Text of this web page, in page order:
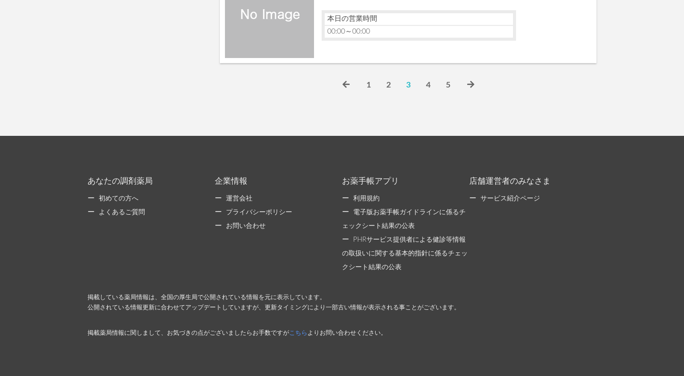
本日の営業時間
00:00～00:00
1 2 3 4 5
あなたの調剤薬局
初めての方へ
よくあるご質問
企業情報
運営会社
プライバシーポリシー
お問い合わせ
お薬手帳アプリ
利用規約
電子版お薬手帳ガイドラインに係るチ
ェックシート結果の公表
PHRサービス提供者による健診等情報
の取扱いに関する基本的指針に係るチェッ
クシート結果の公表
店舗運営者のみなさま
サービス紹介ページ
掲載している薬局情報は、全国の厚生局で公開されている情報を元に表示しています。
公開されている情報更新に合わせてアップデートしていますが、更新タイミングにより一部古い情報が表示される事ことがございます。
掲載薬局情報に関しまして、お気づきの点がございましたらお手数ですが こちら よりお問い合わせください。